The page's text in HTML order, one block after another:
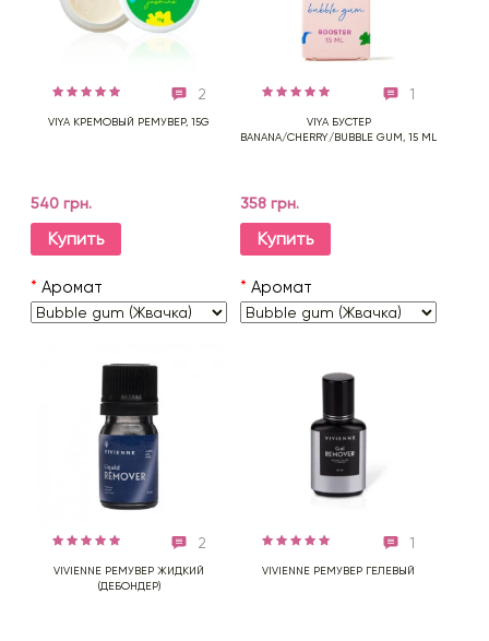
2
VIYA КРЕМОВЫЙ РЕМУВЕР, 15G
540 грн.
Купить
* Аромат
1
VIYA БУСТЕР
BANANA/CHERRY/BUBBLE GUM, 15 ML
358 грн.
Купить
* Аромат
2
VIVIENNE РЕМУВЕР ЖИДКИЙ
(ДЕБОНДЕР)
1
VIVIENNE РЕМУВЕР ГЕЛЕВЫЙ